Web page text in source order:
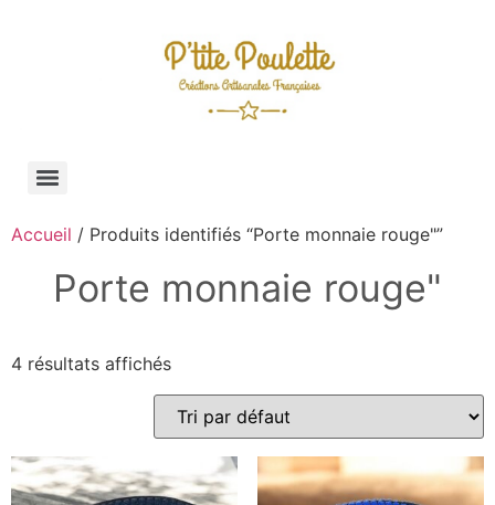
Accueil / Produits identifiés “Porte monnaie rouge"”
Porte monnaie rouge"
4 résultats affichés